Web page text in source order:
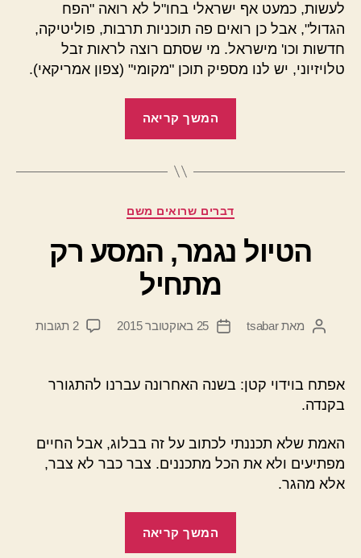
לעשות, כמעט אף ישראלי בחו"ל לא רואה "הפח
הגדול", אבל כן רואים פה תוכניות תרבות, פוליטיקה,
חדשות וכו' מישראל. מי שסתם רוצה לראות זבל
טלויזיוני, יש לנו מספיק תוכן "מקומי" (צפון אמריקאי).
המשך קריאה
קטגוריות
דברים שרואים משם
הטיול נגמר, המסע רק
מתחיל
המחבר
מאתtsabar
תאריך
25 באוקטובר 2015 2 תגובות
על
אפתח בוידוי קטן: בשנה האחרונה עברנו להתגורר
בקנדה.
האמת שלא תכננתי לכתוב על זה בבלוג, אבל החיים
מפתיעים ולא את הכל מתכננים. צבר כבר לא צבר,
אלא מהגר.
המשך קריאה